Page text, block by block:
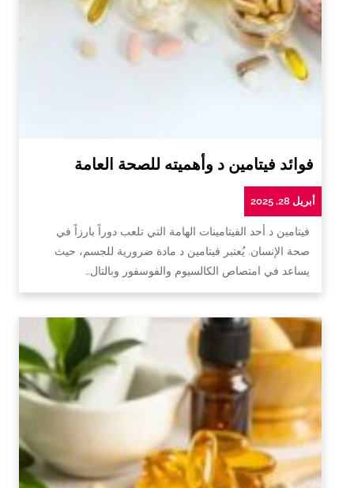
فوائد فيتامين د وأهميته للصحة العامة
أبريل 28, 2025
فيتامين د أحد الفيتامينات الهامة التي تلعب دوراً بارزاً في
صحة الإنسان. يُعتبر فيتامين د مادة ضرورية للجسم، حيث
يساعد في امتصاص الكالسيوم والفوسفور وبالتال…